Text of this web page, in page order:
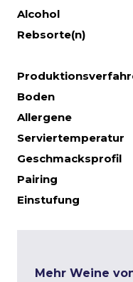
Alcohol
Rebsorte(n)
Boden
Allergene
Serviertemperatur
Geschmacksprofil
Pairing
Einstufung
Mehr Weine